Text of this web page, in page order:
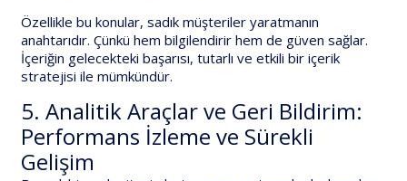
Özellikle bu konular, sadık müşteriler yaratmanın
anahtarıdır. Çünkü hem bilgilendirir hem de güven sağlar.
İçeriğin gelecekteki başarısı, tutarlı ve etkili bir içerik
stratejisi ile mümkündür.
5. Analitik Araçlar ve Geri Bildirim:
Performans İzleme ve Sürekli
Gelişim